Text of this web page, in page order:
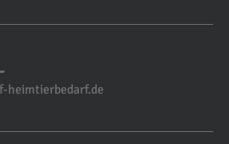
heimtierbedarf.de